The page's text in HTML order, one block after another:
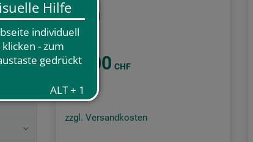
Malstuhl
52.00 CHF
zzgl. Versandkosten